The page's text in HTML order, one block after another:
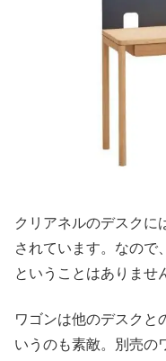
クリアネルのデスクに
されています。なので
ということはありませ
ワゴンは他のデスクと
いうのも素敵。別売の